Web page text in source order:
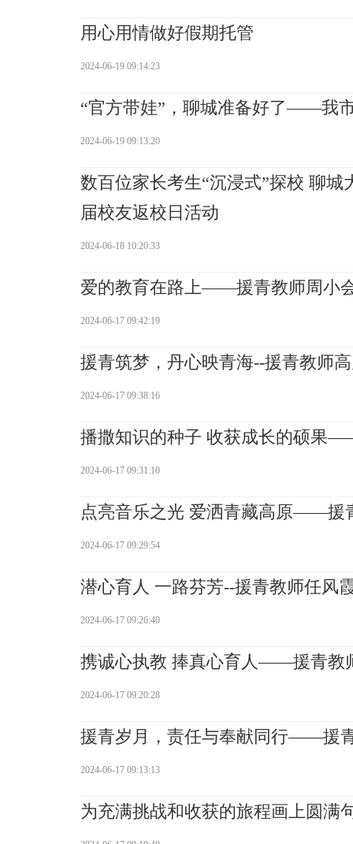
用心用情做好假期托管
2024-06-19 09:14:23
“官方带娃”，聊城准备好了——我
2024-06-19 09:13:20
数百位家长考生“沉浸式”探校 聊
届校友返校日活动
2024-06-18 10:20:33
爱的教育在路上——援青教师周小
2024-06-17 09:42:19
援青筑梦，丹心映青海--援青教师
2024-06-17 09:38:16
播撒知识的种子 收获成长的硕果
2024-06-17 09:31:10
点亮音乐之光 爱洒青藏高原——援
2024-06-17 09:29:54
潜心育人 一路芬芳--援青教师任风
2024-06-17 09:26:40
携诚心执教 捧真心育人——援青教
2024-06-17 09:20:28
援青岁月，责任与奉献同行——援
2024-06-17 09:13:13
为充满挑战和收获的旅程画上圆